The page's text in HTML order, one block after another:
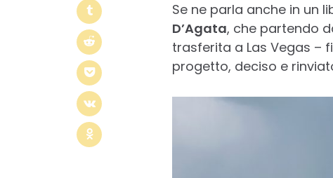
Se ne parla anche in un
D’Agata, che partendo
trasferita a Las Vegas –
progetto, deciso e